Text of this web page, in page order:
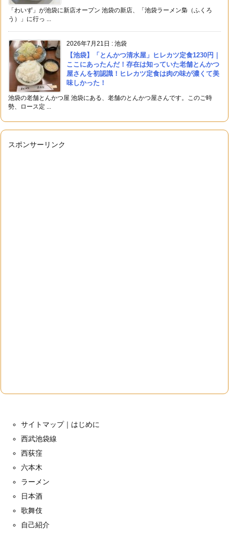
「わいず」が池袋に新店オープン 池袋の新店、「池袋ラーメン梟（ふくろ
う）」に行っ ...
2026年7月21日 : 池袋
【池袋】「とんかつ清水屋」ヒレカツ定食1230円｜
ここにあったんだ！存在は知っていた老舗とんかつ
屋さんを初認識！ヒレカツ定食は肉の味が濃くて美
味しかった！
池袋の老舗とんかつ屋 池袋にある、老舗のとんかつ屋さんです。このご時
勢、ロース定 ...
スポンサーリンク
サイトマップ｜はじめに
西武池袋線
西荻窪
六本木
ラーメン
日本酒
歌舞伎
自己紹介